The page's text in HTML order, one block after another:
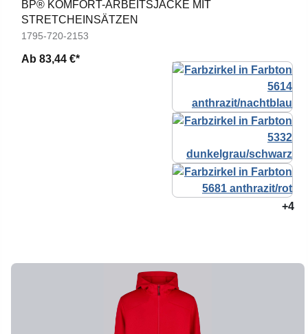
BP® KOMFORT-ARBEITSJACKE MIT
STRETCHEINSÄTZEN
1795-720-2153
Ab 83,44 €*
+4